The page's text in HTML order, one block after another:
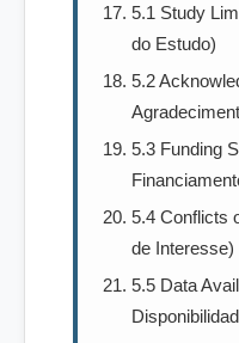
5.1 Study
do Estudo)
5.2
5.3 Funding
5.4 Conflicts
de Interesse)
5.5 Data